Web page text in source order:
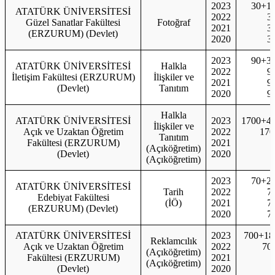
ATATÜRK ÜNİVERSİTESİ
Güzel Sanatlar Fakültesi
(ERZURUM) (Devlet)
Fotoğraf
2023
2022
2021
2020
ATATÜRK ÜNİVERSİTESİ
İletişim Fakültesi (ERZURUM)
(Devlet)
Halkla
İlişkiler ve
Tanıtım
2023
2022
2021
2020
ATATÜRK ÜNİVERSİTESİ
Açık ve Uzaktan Öğretim
Fakültesi (ERZURUM)
(Devlet)
Halkla
İlişkiler ve
Tanıtım
(Açıköğretim)
(Açıköğretim)
2023
2022
2021
2020
ATATÜRK ÜNİVERSİTESİ
Edebiyat Fakültesi
(ERZURUM) (Devlet)
Tarih
(İÖ)
2023
2022
2021
2020
ATATÜRK ÜNİVERSİTESİ
Açık ve Uzaktan Öğretim
Fakültesi (ERZURUM)
(Devlet)
Reklamcılık
(Açıköğretim)
(Açıköğretim)
2023
2022
2021
2020